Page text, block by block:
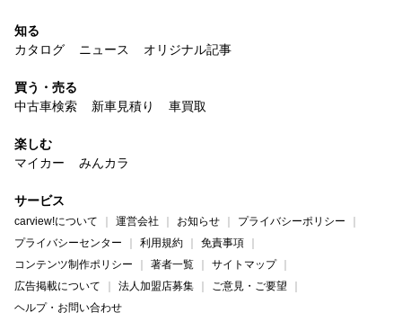
知る
カタログ
ニュース オリジナル記事
買う・売る
中古車検索
新車見積り 車買取
楽しむ
マイカー
みんカラ
サービス
carview!について 運営会社 お知らせ
プライバシーポリシー
プライバシーセンター
利用規約
免責事項
コンテンツ制作ポリシー
著者一覧
サイトマップ
広告掲載について
法人加盟店募集
ご意見・ご要望
ヘルプ・お問い合わせ